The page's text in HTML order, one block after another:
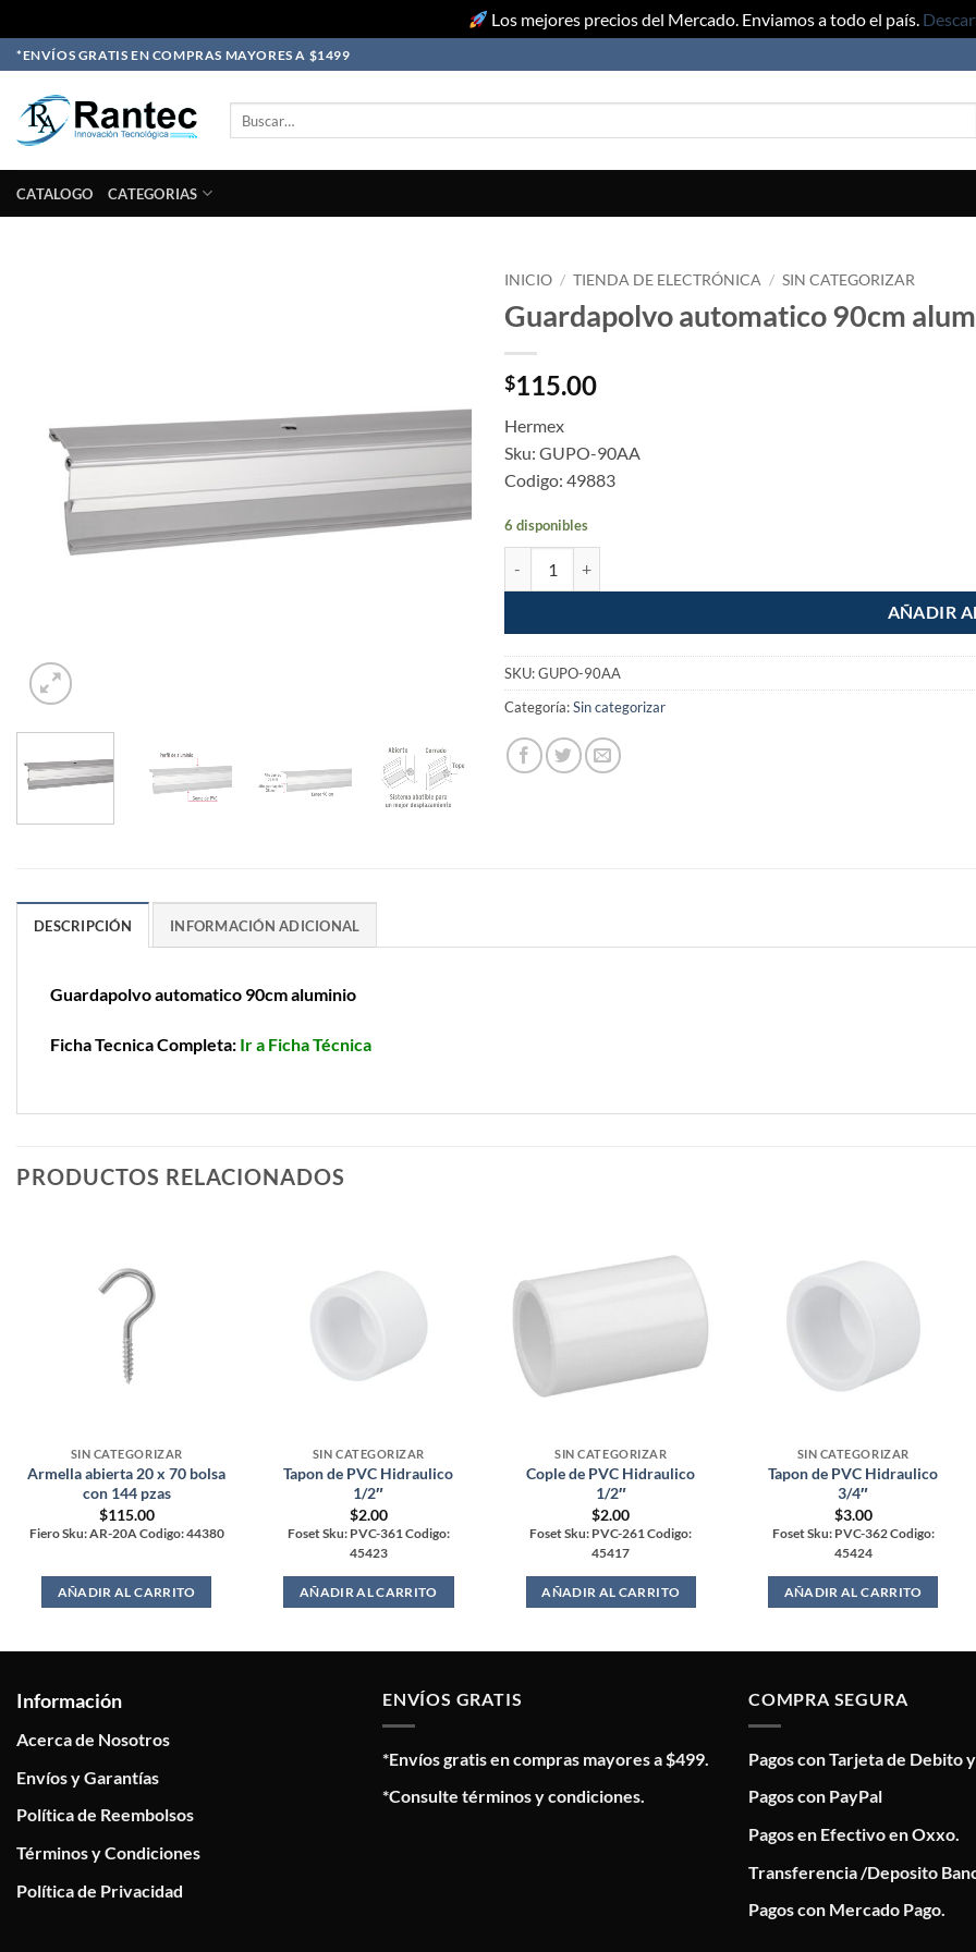
Los mejores precios del Mercado. Enviamos a todo el país.
Skip
to
content
*ENVÍOS GRATIS EN COMPRAS MAYORES A $1499
CATALOGO CATEGORIAS
INICIO / TIENDA DE ELECTRÓNICA / SIN CATEGORIZAR
Guardapolvo automatico 90cm
$115.00
Hermex
Sku: GUPO-90AA
Codigo: 49883
6 disponibles
AÑADIR
SKU:GUPO-90AA
Categoría:Sin categorizar
DESCRIPCIÓN INFORMACIÓN ADICIONAL
Guardapolvo automatico 90cm aluminio
Ficha Tecnica Completa: Ir a Ficha Técnica
PRODUCTOS RELACIONADOS
SIN CATEGORIZAR
Armella abierta 20 x 70 bolsa
con 144 pzas
$115.00
Fiero Sku: AR-20A Codigo: 44380
AÑADIR AL CARRITO
SIN CATEGORIZAR
Tapon de PVC Hidraulico
1/2″
$2.00
Foset Sku: PVC-361 Codigo:
45423
AÑADIR AL CARRITO
SIN CATEGORIZAR
Cople de PVC Hidraulico
1/2″
$2.00
Foset Sku: PVC-261 Codigo:
45417
AÑADIR AL CARRITO
SIN CATEGORIZAR
Tapon de PVC Hidraulico
3/4″
$3.00
Foset Sku: PVC-362 Codigo:
45424
AÑADIR AL CARRITO
Información
Acerca de Nosotros
Envíos y Garantías
Política de Reembolsos
Términos y Condiciones
Política de Privacidad
ENVÍOS GRATIS
*Envíos gratis en compras mayores a $499.
*Consulte términos y condiciones.
COMPRA SEGURA
Pagos con Tarjeta de Debito
Pagos con PayPal
Pagos en Efectivo en Oxxo.
Transferencia /Deposito
Pagos con Mercado Pago.